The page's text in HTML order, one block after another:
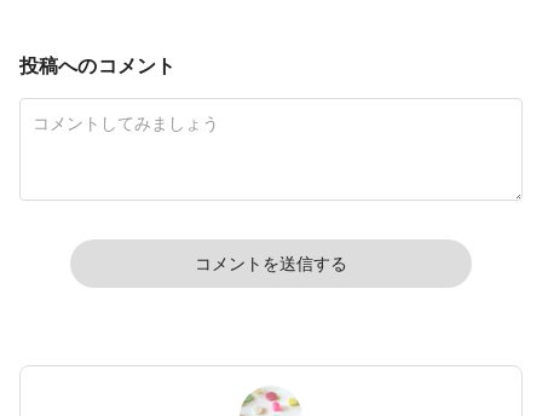
投稿へのコメント
コメントを送信する